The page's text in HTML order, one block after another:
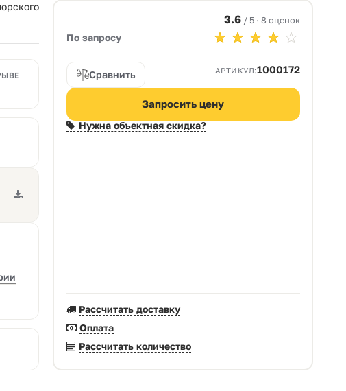
По запросу
3.6 / 5 · 8 оценок
Сравнить АРТИКУЛ:1000172
Запросить цену
Нужна объектная скидка?
Рассчитать доставку
Оплата
Рассчитать количество